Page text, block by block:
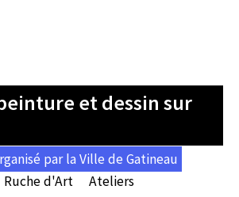
et dessin sur
par la Ville de Gatineau
Ruche d'Art
Ateliers